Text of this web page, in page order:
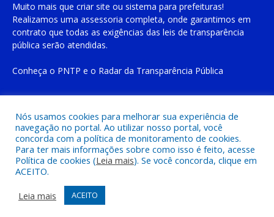
Muito mais que criar site ou sistema para prefeituras!
Realizamos uma assessoria completa, onde garantimos em
contrato que todas as exigências das leis de transparência
pública serão atendidas.
Conheça o PNTP e o Radar da Transparência Pública
Todos os direitos reservados a Prefeitura Municipal de Cachoeira
do Piriá
Mapa do Site
Acessar o Webmail
Nós usamos cookies para melhorar sua experiência de
navegação no portal. Ao utilizar nosso portal, você
concorda com a política de monitoramento de cookies.
Para ter mais informações sobre como isso é feito, acesse
Política de cookies (Leia mais). Se você concorda, clique em
ACEITO.
Leia mais
ACEITO